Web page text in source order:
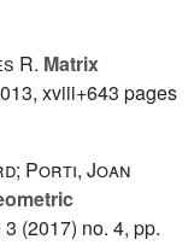
R. Matrix
xviii+643 pages
Porti, Joan
3 (2017) no. 4, pp.